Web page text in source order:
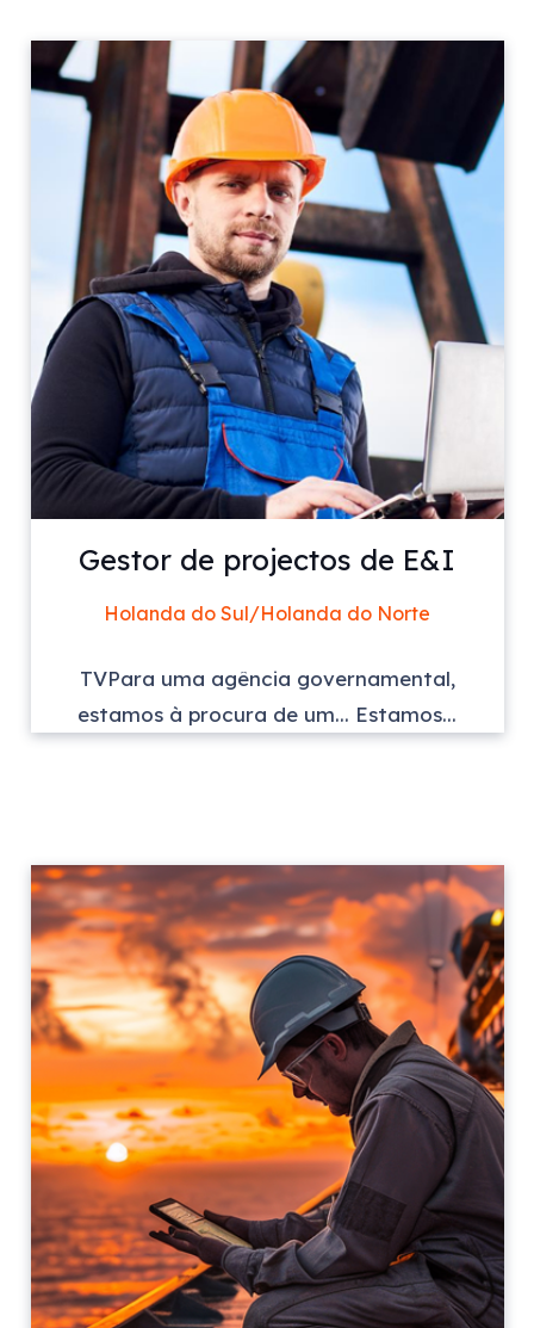
Gestor de projectos de E&I
Holanda do Sul/Holanda do Norte
TVPara uma agência governamental,
estamos à procura de um... Estamos...